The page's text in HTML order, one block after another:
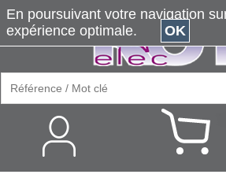
En poursuivant votre navigation
expérience optimale.
OK